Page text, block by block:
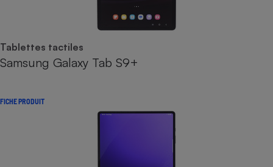
Tablettes tactiles
Samsung Galaxy Tab S9+
FICHE PRODUIT